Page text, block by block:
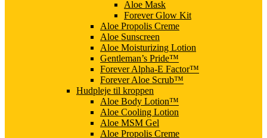
Aloe Mask
Forever Glow Kit
Aloe Propolis Creme
Aloe Sunscreen
Aloe Moisturizing Lotion
Gentleman’s Pride™
Forever Alpha-E Factor™
Forever Aloe Scrub™
Hudpleje til kroppen
Aloe Body Lotion™
Aloe Cooling Lotion
Aloe MSM Gel
Aloe Propolis Creme